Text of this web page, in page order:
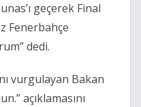
geçerek Final
Fenerbahçe
dedi.
vurgulayan Bakan
açıklamasını